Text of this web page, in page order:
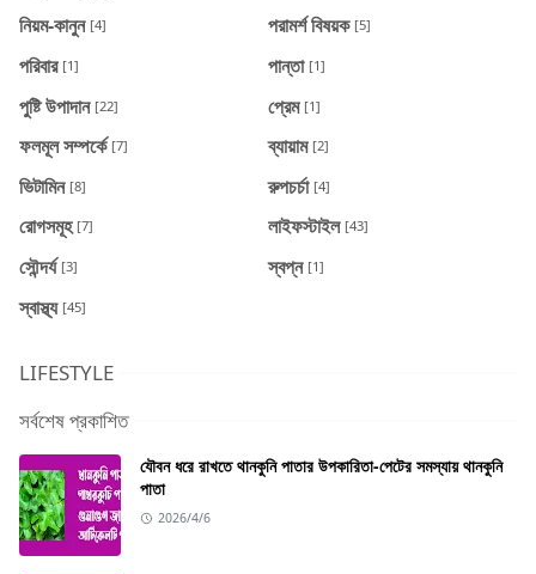
নিয়ম-কানুন [4] পরামর্শ বিষয়ক [5]
পরিবার [1] পান্তা [1]
পুষ্টি উপাদান [22] প্রেম [1]
ফলমূল সম্পর্কে [7] ব্যায়াম [2]
ভিটামিন [8] রুপচর্চা [4]
রোগসমূহ [7] লাইফস্টাইল [43]
সৌন্দর্য [3] স্বপ্ন [1]
স্বাস্থ্য [45]
LIFESTYLE
সর্বশেষ প্রকাশিত
যৌবন ধরে রাখতে থানকুনি পাতার উপকারিতা-পেটের সমস্যায় থানকুনি
পাতা
2026/4/6